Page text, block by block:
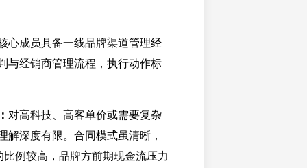
心成员具备一线品牌渠道管理经
与经销商管理流程，执行动作标
对高科技、高客单价或需要复杂
解深度有限。合同模式虽清晰，
比例较高，品牌方前期现金流压力